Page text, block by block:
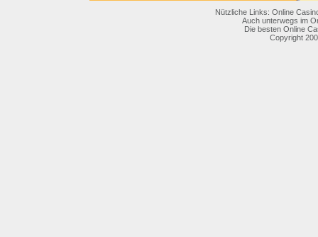
Nützliche Links: Online
Auch unterwegs im
Die besten Online
Copyright